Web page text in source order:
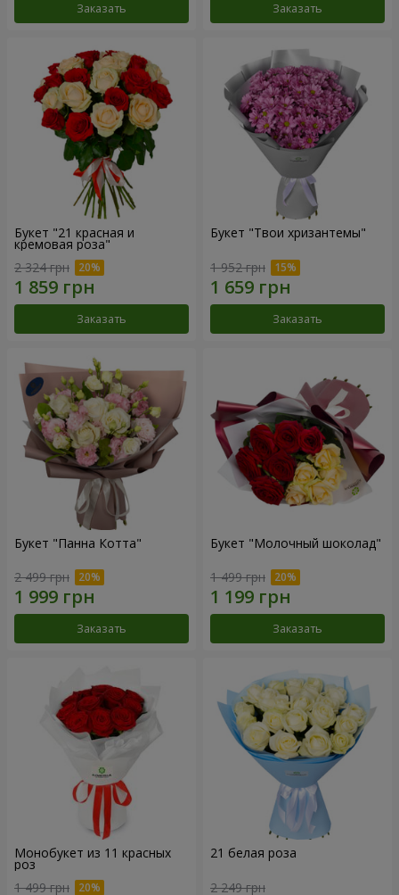
Заказать Заказать
Букет "21 красная и
кремовая роза"
2 324 грн
Заказать
Букет "Твои хризантемы"
1 952 грн
Заказать
Букет "Панна Котта"
2 499 грн
Заказать
Букет "Молочный шоколад"
1 499 грн
Заказать
Монобукет из 11 красных
роз
1 499 грн
21 белая роза
2 249 грн